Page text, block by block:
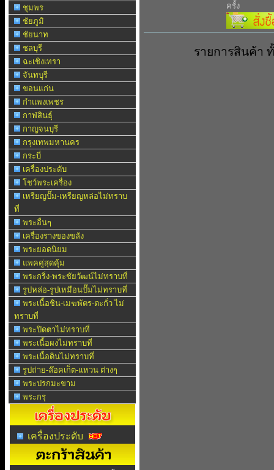
ชุมพร
ชัยภูมิ
ชัยนาท
ชลบุรี
ฉะเชิงเทรา
จันทบุรี
ขอนแก่น
กำแพงเพชร
กาฬสินธุ์
กาญจนบุรี
กรุงเทพมหานคร
กระบี่
เครื่องประดับ
โชว์พระเครื่อง
เหรียญปั๊ม-เหรียญหล่อไม่ทราบ
ที่
พระอื่นๆ
เครื่องรางของขลัง
พระยอดนิยม
แพคคู่สุดคุ้ม
พระกริ่ง-พระชัยวัฒน์ไม่ทราบที่
รูปหล่อ-รูปเหมือนปั๊มไม่ทราบที่
พระเนื้อชิน-เมฆพัตร-ตะกั่ว ไม่
ทราบที่
พระปิดตาไม่ทราบที่
พระเนื้อผงไม่ทราบที่
พระเนื้อดินไม่ทราบที่
รูปถ่าย-ล๊อคเก็ต-แหวน ต่างๆ
พระปรกมะขาม
พระกรุ
เครื่องประดับ
ครั้ง
รายการสินค้า